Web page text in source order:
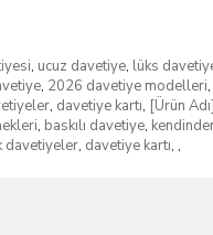
, ucuz davetiye, lüks
, 2026 davetiye modelleri,
, davetiye kartı, [Ürün Adı]
, baskılı davetiye,
davetiyeler, davetiye kartı, ,